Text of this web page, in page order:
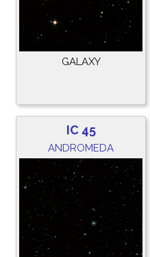
GALAXY
IC 45
ANDROMEDA